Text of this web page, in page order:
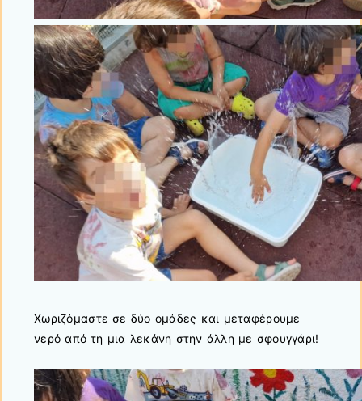
Χωριζόμαστε σε δύο ομάδες και μεταφέρουμε
νερό από τη μια λεκάνη στην άλλη με σφουγγάρι!